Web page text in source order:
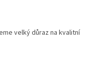
velký důraz na kvalitní